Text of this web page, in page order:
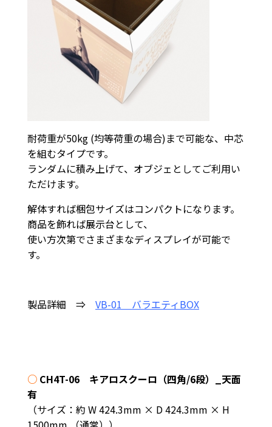
耐荷重が50kg (均等荷重の場合)まで可能な、中芯
を組むタイプです。
ランダムに積み上げて、オブジェとしてご利用い
ただけます。
解体すれば梱包サイズはコンパクトになります。
商品を飾れば展示台として、
使い方次第でさまざまなディスプレイが可能で
す。
製品詳細 ⇒ VB-01 バラエティBOX
○ CH4T-06 キアロスクーロ（四角/6段）_天面
有
（サイズ：約 W 424.3mm × D 424.3mm × H